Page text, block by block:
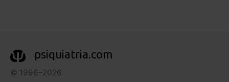
psiquiatria.com
© 1996–2026